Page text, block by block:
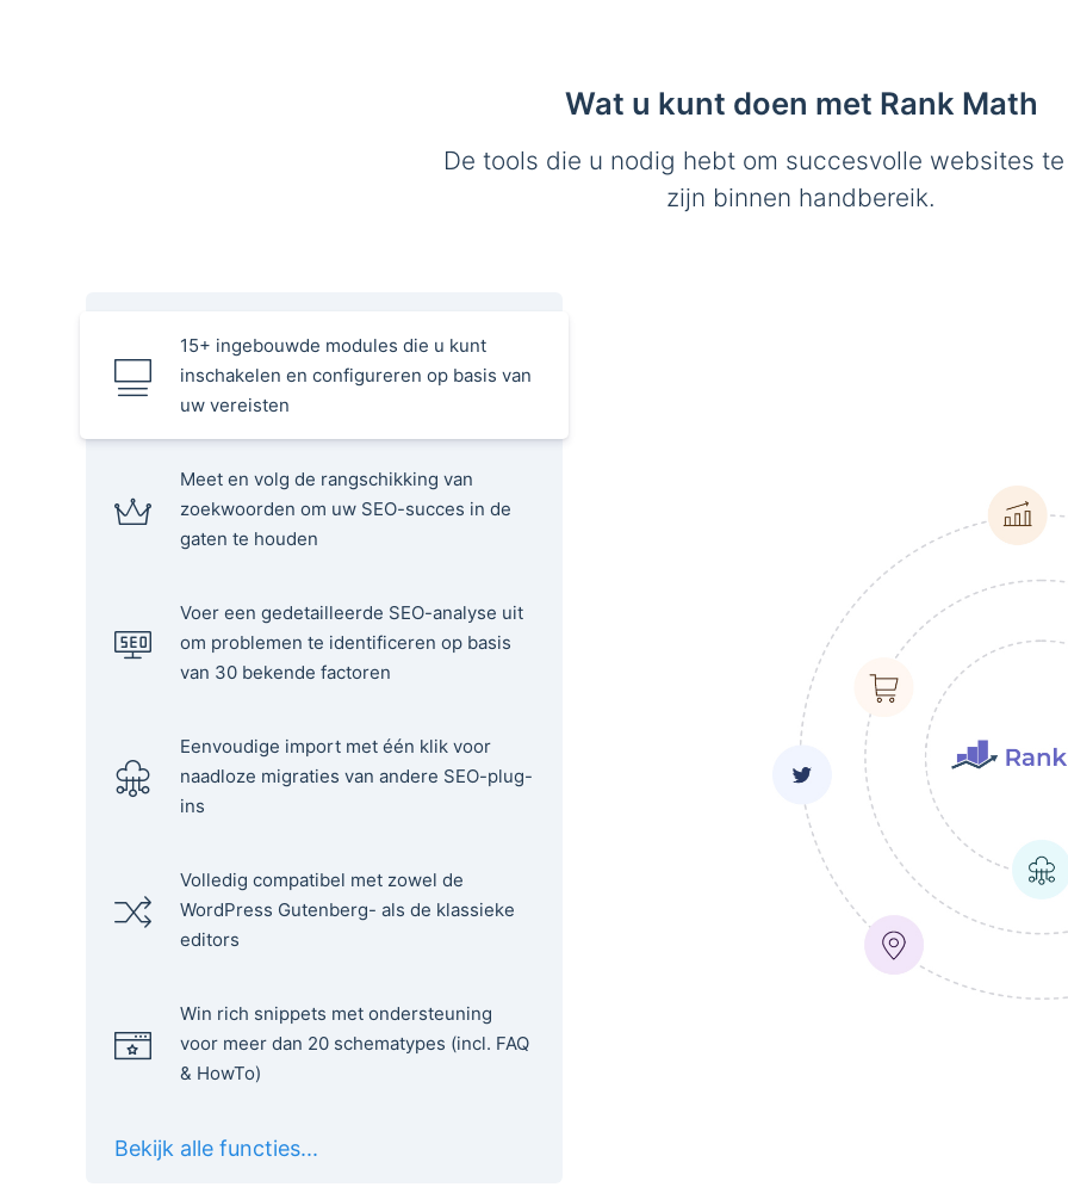
Wat u kunt doen met Rank Math
De tools die u nodig hebt om succesvolle websites
zijn binnen handbereik.
15+ ingebouwde modules die u kunt
inschakelen en configureren op basis van
uw vereisten
Meet en volg de rangschikking van
zoekwoorden om uw SEO-succes in de
gaten te houden
Voer een gedetailleerde SEO-analyse uit
om problemen te identificeren op basis
van 30 bekende factoren
Eenvoudige import met één klik voor
naadloze migraties van andere SEO-plug-
ins
Volledig compatibel met zowel de
WordPress Gutenberg- als de klassieke
editors
Win rich snippets met ondersteuning
voor meer dan 20 schematypes (incl. FAQ
& HowTo)
Bekijk alle functies...